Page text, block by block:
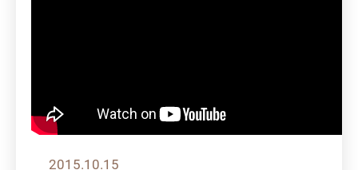
2015.10.15